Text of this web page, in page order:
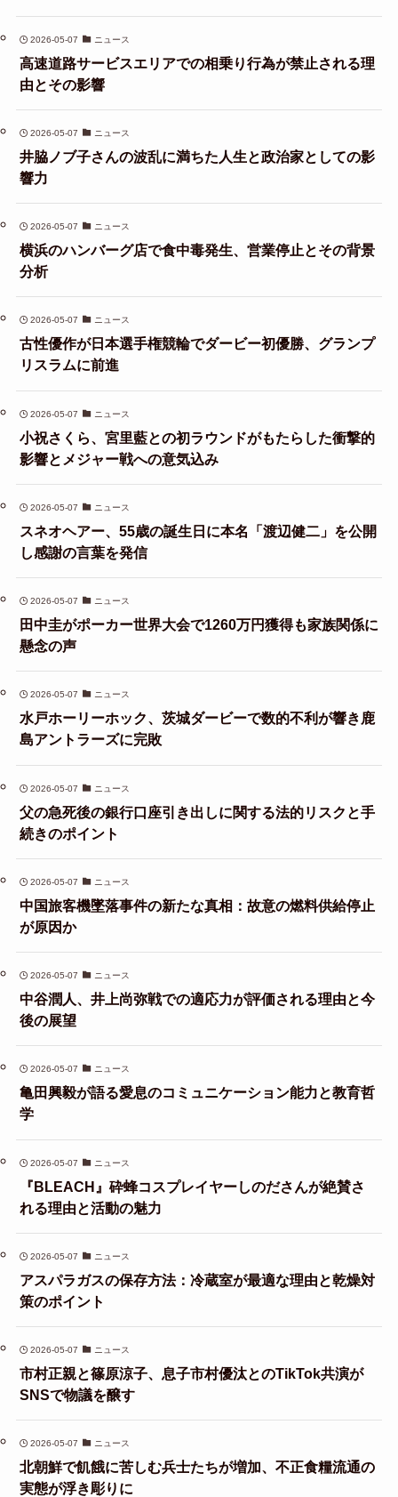
2026-05-07 ニュース
高速道路サービスエリアでの相乗り行為が禁止される理
由とその影響
2026-05-07 ニュース
井脇ノブ子さんの波乱に満ちた人生と政治家としての影
響力
2026-05-07 ニュース
横浜のハンバーグ店で食中毒発生、営業停止とその背景
分析
2026-05-07 ニュース
古性優作が日本選手権競輪でダービー初優勝、グランプ
リスラムに前進
2026-05-07 ニュース
小祝さくら、宮里藍との初ラウンドがもたらした衝撃的
影響とメジャー戦への意気込み
2026-05-07 ニュース
スネオヘアー、55歳の誕生日に本名「渡辺健二」を公開
し感謝の言葉を発信
2026-05-07 ニュース
田中圭がポーカー世界大会で1260万円獲得も家族関係に
懸念の声
2026-05-07 ニュース
水戸ホーリーホック、茨城ダービーで数的不利が響き鹿
島アントラーズに完敗
2026-05-07 ニュース
父の急死後の銀行口座引き出しに関する法的リスクと手
続きのポイント
2026-05-07 ニュース
中国旅客機墜落事件の新たな真相：故意の燃料供給停止
が原因か
2026-05-07 ニュース
中谷潤人、井上尚弥戦での適応力が評価される理由と今
後の展望
2026-05-07 ニュース
亀田興毅が語る愛息のコミュニケーション能力と教育哲
学
2026-05-07 ニュース
『BLEACH』砕蜂コスプレイヤーしのださんが絶賛さ
れる理由と活動の魅力
2026-05-07 ニュース
アスパラガスの保存方法：冷蔵室が最適な理由と乾燥対
策のポイント
2026-05-07 ニュース
市村正親と篠原涼子、息子市村優汰とのTikTok共演が
SNSで物議を醸す
2026-05-07 ニュース
北朝鮮で飢餓に苦しむ兵士たちが増加、不正食糧流通の
実態が浮き彫りに